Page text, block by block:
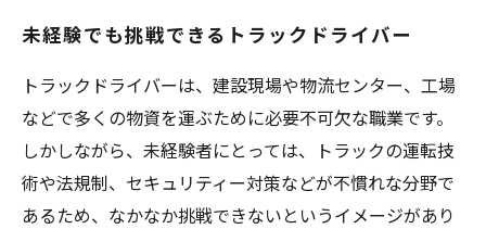
未経験でも挑戦できるトラックドライバー
トラックドライバーは、建設現場や物流センター、工場
などで多くの物資を運ぶために必要不可欠な職業です。
しかしながら、未経験者にとっては、トラックの運転技
術や法規制、セキュリティー対策などが不慣れな分野で
あるため、なかなか挑戦できないというイメージがあり